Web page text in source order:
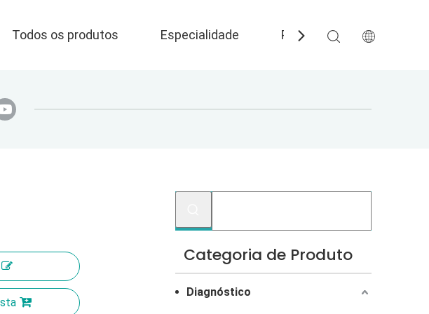
Todos os produtos Especialidade Perguntas frequentes
Categoria de Produto
Diagnóstico